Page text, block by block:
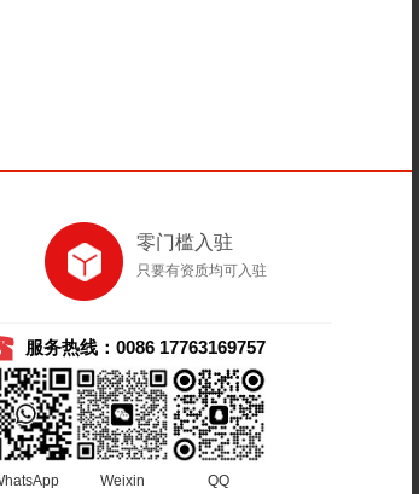
零门槛入驻
只要有资质均可入驻
服务热线：0086 17763169757
Weixin QQ